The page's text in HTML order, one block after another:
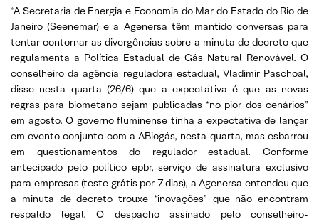
“A Secretaria de Energia e Economia do Mar do Estado do Rio de
Janeiro (Seenemar) e a Agenersa têm mantido conversas para
tentar contornar as divergências sobre a minuta de decreto que
regulamenta a Política Estadual de Gás Natural Renovável. O
conselheiro da agência reguladora estadual, Vladimir Paschoal,
disse nesta quarta (26/6) que a expectativa é que as novas
regras para biometano sejam publicadas “no pior dos cenários”
em agosto. O governo fluminense tinha a expectativa de lançar
em evento conjunto com a ABiogás, nesta quarta, mas esbarrou
em questionamentos do regulador estadual. Conforme
antecipado pelo político epbr, serviço de assinatura exclusivo
para empresas (teste grátis por 7 dias), a Agenersa entendeu que
a minuta de decreto trouxe “inovações” que não encontram
respaldo legal. O despacho assinado pelo conselheiro-